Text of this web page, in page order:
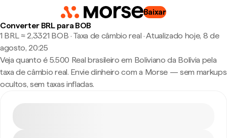
Baixar
Converter BRL para BOB
1 BRL ≈ 2,3321 BOB · Taxa de câmbio real ·Atualizado hoje, 8 de
agosto, 20:25
Veja quanto é 5.500 Real brasileiro em Boliviano da Bolívia pela
taxa de câmbio real. Envie dinheiro com a Morse — sem markups
ocultos, sem taxas infladas.